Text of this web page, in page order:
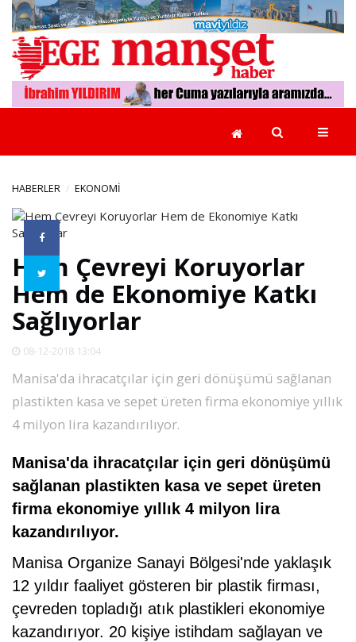
GÜNCEL
YÖNETİMLER
EKONOMİ
POLİTİKA
RÖPORTAJLAR
SPOR
DÜNYA
VİDEO
GALERİ
YAZARLAR
RESMİ
REKLAMLAR
HABERLER EKONOMİ
Hem Çevreyi Koruyorlar
Hem de Ekonomiye Katkı
Sağlıyorlar
08-12-2018 13:04
Manisa'da ihracatçılar için geri dönüşümü sağlanan
plastikten kasa ve sepet üreten firma ekonomiye yıllık
4 milyon lira kazandırılıyor.
Manisa'da ihracatçılar için geri dönüşümü
sağlanan plastikten kasa ve sepet üreten
firma ekonomiye yıllık 4 milyon lira
kazandırılıyor.
Manisa Organize Sanayi Bölgesi'nde yaklaşık
12 yıldır faaliyet gösteren bir plastik firması,
çevreden topladığı atık plastikleri ekonomiye
kazandırıyor. 20 kişiye istihdam sağlayan ve